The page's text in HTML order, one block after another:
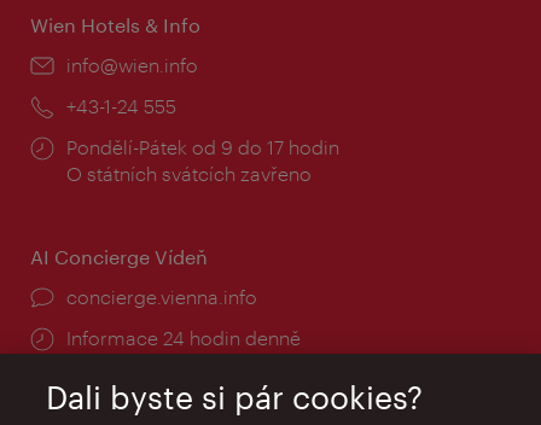
Wien Hotels & Info
E-
info@wien.info
Telefon:
+43-1-24 555
Provozní
doba:
Pondělí-Pátek od 9 do 17 hodin
O státních svátcích zavřeno
AI Concierge Vídeň
concierge.vienna.info
Informace 24 hodin denně
Dali byste si pár cookies?